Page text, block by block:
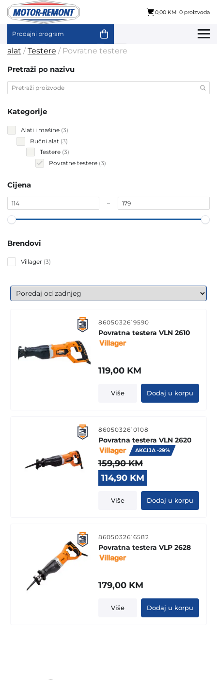
content
0,00 KM 0 proizvoda
Prodajni program
Početna Alati i mašine /Ručni
alat /Testere / Povratne testere
Pretraži po nazivu
Kategorije
Alati i mašine 33
Ručni alat 33
products
Testere 33
Povratne testere 33
Cijena
–
Brendovi
Villager 33
8605032619590
Povratna testera VLN 2610
119,00 KM
Više Dodaj u korpu
8605032610108
Povratna testera VLN 2620
AKCIJA -29%
159,90KM
Original
price
was:
159,90 KM.
114,90 KM
price
is:
114,90 KM.
Više Dodaj u korpu
8605032616582
Povratna testera VLP 2628
179,00 KM
Više Dodaj u korpu